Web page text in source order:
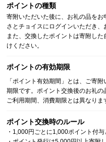
ポイントの種類
寄附いただいた後に、お礼の品を
さとチョイスにログインいただき、
また、交換したポイントは寄附し
けください。
ポイントの有効期限
「ポイント有効期間」とは、ご寄
期限です。ポイント交換後のお礼
ご利用期間、消費期限とは異なりま
ポイント交換時のルール
・1,000円ごとに1,000ポイント付与